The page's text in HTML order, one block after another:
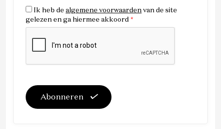
Ik heb de algemene voorwaarden van de site
gelezen en ga hiermee akkoord *
Abonneren